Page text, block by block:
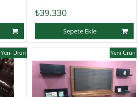
₺39.330
Sepete Ekle
Yeni Ürün Yeni Ürün